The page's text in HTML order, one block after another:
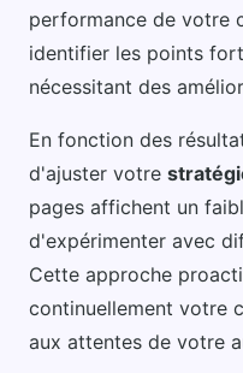
performance de votre
identifier les points
nécessitant des
En fonction des
d'ajuster votre
pages affichent un
d'expérimenter avec
Cette approche
continuellement votre
aux attentes de votre